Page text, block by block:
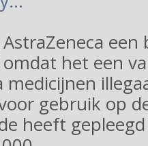
een
het een
medicijnen
gebruik op
heeft